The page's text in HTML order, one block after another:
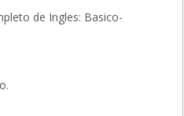
de Ingles: Basico-